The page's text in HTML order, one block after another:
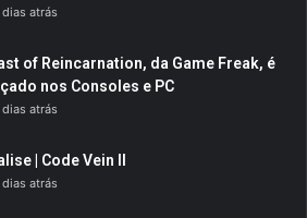
dias atrás
of Reincarnation, da Game Freak, é
nos Consoles e PC
dias atrás
| Code Vein II
dias atrás